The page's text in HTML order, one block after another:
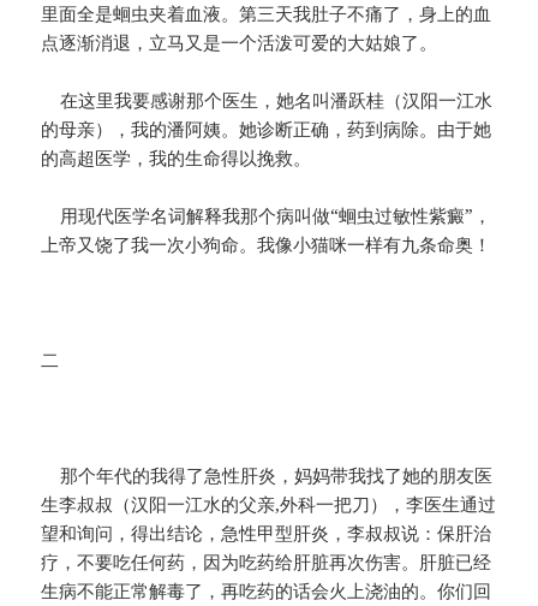
里面全是蛔虫夹着血液。第三天我肚子不痛了，身上的血
点逐渐消退，立马又是一个活泼可爱的大姑娘了。
在这里我要感谢那个医生，她名叫潘跃桂（汉阳一江水
的母亲），我的潘阿姨。她诊断正确，药到病除。由于她
的高超医学，我的生命得以挽救。
用现代医学名词解释我那个病叫做“蛔虫过敏性紫癜”，
上帝又饶了我一次小狗命。我像小猫咪一样有九条命奥！
二
那个年代的我得了急性肝炎，妈妈带我找了她的朋友医
生李叔叔（汉阳一江水的父亲,外科一把刀），李医生通过
望和询问，得出结论，急性甲型肝炎，李叔叔说：保肝治
疗，不要吃任何药，因为吃药给肝脏再次伤害。肝脏已经
生病不能正常解毒了，再吃药的话会火上浇油的。你们回